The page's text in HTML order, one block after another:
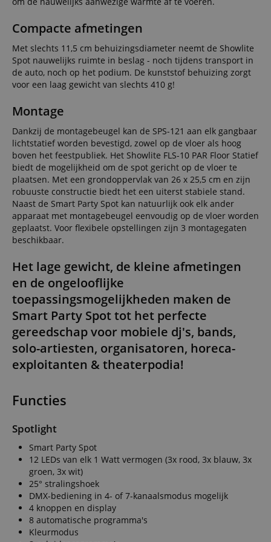
Compacte afmetingen
Met slechts 11,5 cm behuizingsdiameter neemt de Showlite
Spot nauwelijks ruimte in beslag - noch tijdens transport in
de auto, noch op het podium. De kunststof behuizing zorgt
voor een laag gewicht van slechts 410 g!
Montage
Dankzij de montagebeugel kan de SPS-121 aan elk gangbaar
lichtstatief worden bevestigd, zowel op de vloer als hoog
boven het feestpubliek. Het Showlite FLS-10 PAR Floor Statief
biedt de mogelijkheid om de spot gericht op de vloer te
plaatsen. Met een grondoppervlak van 26 x 25,5 cm en zijn
robuuste constructie biedt het een uiterst stabiele stand.
Naast de Smart Party Spot kan natuurlijk ook elk ander
apparaat met montagebeugel eenvoudig op de vloer worden
geplaatst. Voor flexibele opstellingen zijn 3 montagegaten
beschikbaar.
Het lage gewicht, de kleine afmetingen
en de ongelooflijke
toepassingsmogelijkheden maken de
Smart Party Spot tot het perfecte
gereedschap voor mobiele dj's, bands,
solo-artiesten, organisatoren, horeca-
exploitanten & theaterpodia!
Functies
Spotlight
Smart Party Spot
12 LEDs van elk 1 Watt vermogen (3x rood, 3x blauw, 3x
groen, 3x wit)
25° stralingshoek
DMX-bediening in 4- of 7-kanaalsmodus mogelijk
4 knoppen en display
8 automatische programma's
Kleurmodus